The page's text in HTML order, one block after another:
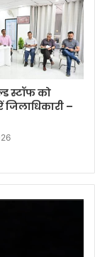
स्टॉफ को
जिलाधिकारी –